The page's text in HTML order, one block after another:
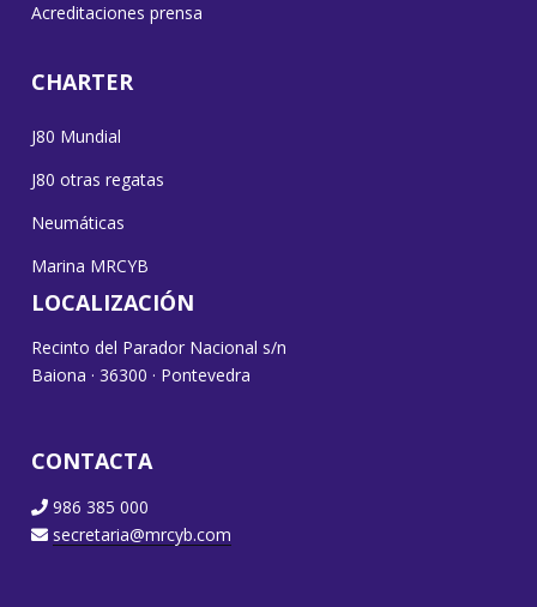
Acreditaciones prensa
CHARTER
J80 Mundial
J80 otras regatas
Neumáticas
Marina MRCYB
LOCALIZACIÓN
Recinto del Parador Nacional s/n
Baiona · 36300 · Pontevedra
CONTACTA
986 385 000
secretaria@mrcyb.com